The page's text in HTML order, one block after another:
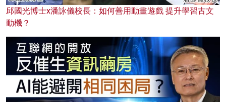
邱國光博士x潘詠儀校長：如何善用動畫遊戲 提升學習古文
動機？